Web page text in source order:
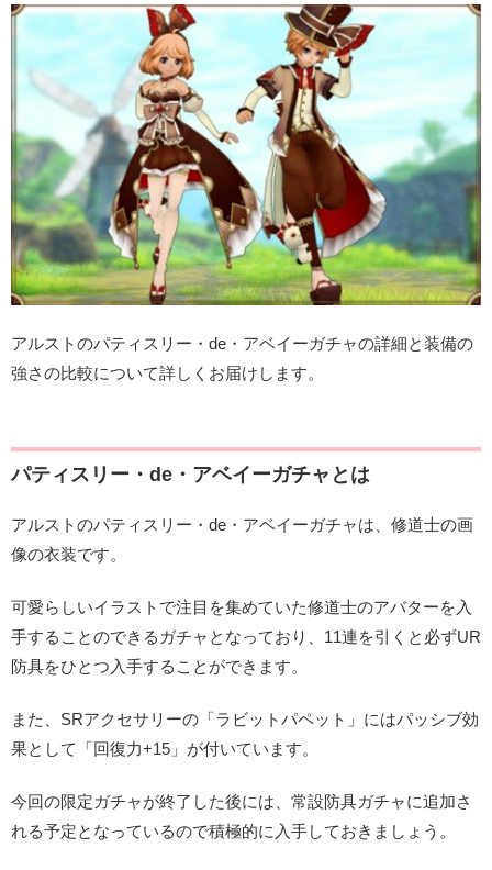
アルストのパティスリー・de・アベイーガチャの詳細と装備の
強さの比較について詳しくお届けします。
パティスリー・de・アベイーガチャとは
アルストのパティスリー・de・アベイーガチャは、修道士の画
像の衣装です。
可愛らしいイラストで注目を集めていた修道士のアバターを入
手することのできるガチャとなっており、11連を引くと必ずUR
防具をひとつ入手することができます。
また、SRアクセサリーの「ラビットパペット」にはパッシブ効
果として「回復力+15」が付いています。
今回の限定ガチャが終了した後には、常設防具ガチャに追加さ
れる予定となっているので積極的に入手しておきましょう。